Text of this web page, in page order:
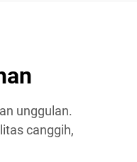
unggulan.
canggih,